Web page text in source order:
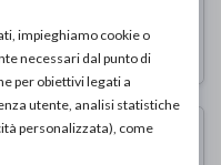
impieghiamo cookie o
necessari dal punto di
per obiettivi legati a
utente, analisi statistiche
personalizzata), come